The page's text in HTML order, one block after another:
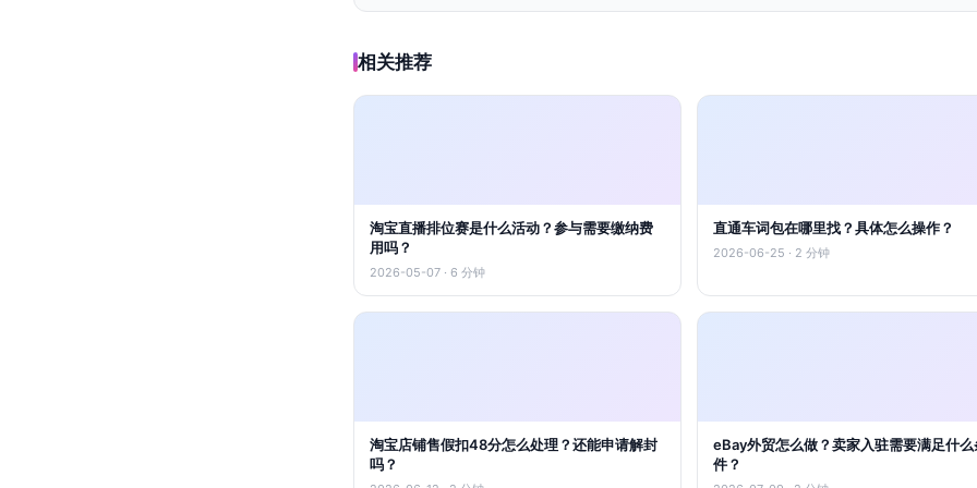
相关推荐
淘宝直播排位赛是什么活动？参与需要缴纳费
用吗？
2026-05-07 · 6 分钟
直通车词包在哪里找？具体怎么操作？
2026-06-25 · 2 分钟
淘宝店铺售假扣48分怎么处理？还能申请解封
吗？
eBay外贸怎么做？卖家入驻需要满足什么
件？